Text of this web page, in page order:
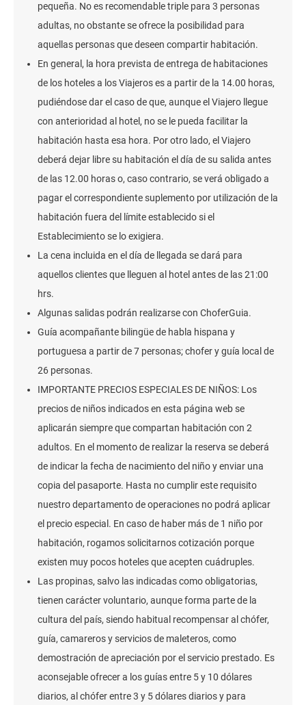
pequeña. No es recomendable triple para 3 personas
adultas, no obstante se ofrece la posibilidad para
aquellas personas que deseen compartir habitación.
En general, la hora prevista de entrega de habitaciones
de los hoteles a los Viajeros es a partir de la 14.00 horas,
pudiéndose dar el caso de que, aunque el Viajero llegue
con anterioridad al hotel, no se le pueda facilitar la
habitación hasta esa hora. Por otro lado, el Viajero
deberá dejar libre su habitación el día de su salida antes
de las 12.00 horas o, caso contrario, se verá obligado a
pagar el correspondiente suplemento por utilización de la
habitación fuera del límite establecido si el
Establecimiento se lo exigiera.
La cena incluida en el día de llegada se dará para
aquellos clientes que lleguen al hotel antes de las 21:00
hrs.
Algunas salidas podrán realizarse con ChoferGuia.
Guía acompañante bilingüe de habla hispana y
portuguesa a partir de 7 personas; chofer y guía local de
26 personas.
IMPORTANTE PRECIOS ESPECIALES DE NIÑOS: Los
precios de niños indicados en esta página web se
aplicarán siempre que compartan habitación con 2
adultos. En el momento de realizar la reserva se deberá
de indicar la fecha de nacimiento del niño y enviar una
copia del pasaporte. Hasta no cumplir este requisito
nuestro departamento de operaciones no podrá aplicar
el precio especial. En caso de haber más de 1 niño por
habitación, rogamos solicitarnos cotización porque
existen muy pocos hoteles que acepten cuádruples.
Las propinas, salvo las indicadas como obligatorias,
tienen carácter voluntario, aunque forma parte de la
cultura del país, siendo habitual recompensar al chófer,
guía, camareros y servicios de maleteros, como
demostración de apreciación por el servicio prestado. Es
aconsejable ofrecer a los guías entre 5 y 10 dólares
diarios, al chófer entre 3 y 5 dólares diarios y para